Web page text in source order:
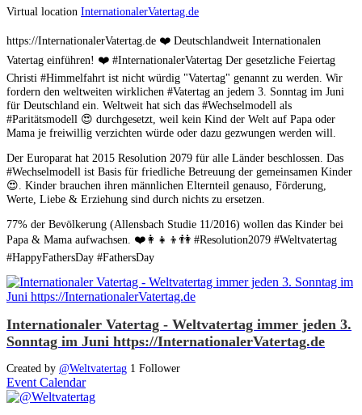
Virtual location InternationalerVatertag.de
https://InternationalerVatertag.de ❤️ Deutschlandweit Internationalen
Vatertag einführen! ❤️ #InternationalerVatertag Der gesetzliche Feiertag
Christi #Himmelfahrt ist nicht würdig "Vatertag" genannt zu werden. Wir
fordern den weltweiten wirklichen #Vatertag an jedem 3. Sonntag im Juni
für Deutschland ein. Weltweit hat sich das #Wechselmodell als
#Paritätsmodell 😍 durchgesetzt, weil kein Kind der Welt auf Papa oder
Mama je freiwillig verzichten würde oder dazu gezwungen werden will.
Der Europarat hat 2015 Resolution 2079 für alle Länder beschlossen. Das
#Wechselmodell ist Basis für friedliche Betreuung der gemeinsamen Kinder
😍. Kinder brauchen ihren männlichen Elternteil genauso, Förderung,
Werte, Liebe & Erziehung sind durch nichts zu ersetzen.
77% der Bevölkerung (Allensbach Studie 11/2016) wollen das Kinder bei
Papa & Mama aufwachsen. ❤️👩‍👧‍👦👫 #Resolution2079 #Weltvatertag
#HappyFathersDay #FathersDay
Internationaler Vatertag - Weltvatertag immer jeden 3.
Sonntag im Juni https://InternationalerVatertag.de
Created by @Weltvatertag 1 Follower
Event Calendar